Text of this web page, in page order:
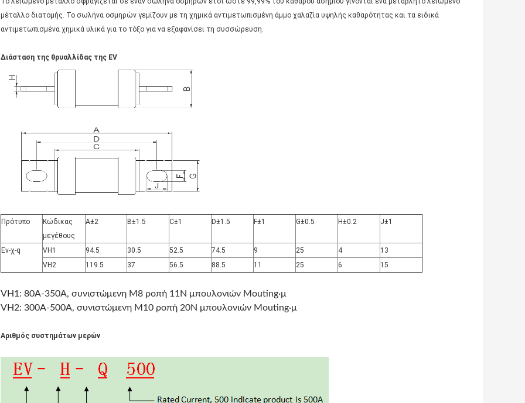
μέταλλο διατομής. Το σωλήνα οσμηρών γεμίζουν με τη χημικά αντιμετωπισμένη άμμο χαλαζία υψηλής καθαρότητας και τα ειδικά
αντιμετωπισμένα χημικά υλικά για το τόξο για να εξαφανίσει τη συσσώρευση.
Διάσταση της θρυαλλίδας της EV
Πρότυπο
Κώδικας
μεγέθους
A±2 B±1.5 C±1 D±1.5 F±1 G±0.5 H±0.2 J±1
Ev-χ-q VH1 94.5 30.5 52.5 74.5 9 25 4
13
VH2
119.5 37 56.5 88.5 11 25 6 15
VH1: 80A-350A, συνιστώμενη M8 ροπή 11N μπουλονιών Mouting·μ
VH2: 300A-500A, συνιστώμενη M10 ροπή 20N μπουλονιών Mouting·μ
Αριθμός συστημάτων μερών